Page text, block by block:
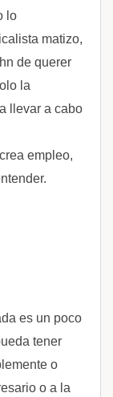
lo
matizo,
de querer
la
llevar a cabo
empleo,
es un poco
tener
o
o a la